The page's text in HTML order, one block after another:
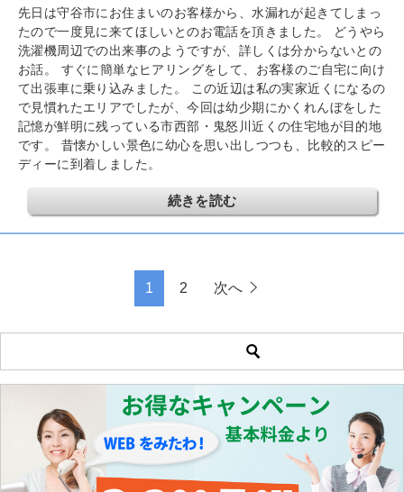
先日は守谷市にお住まいのお客様から、水漏れが起きてしまっ
たので一度見に来てほしいとのお電話を頂きました。 どうやら
洗濯機周辺での出来事のようですが、詳しくは分からないとの
お話。 すぐに簡単なヒアリングをして、お客様のご自宅に向け
て出張車に乗り込みました。 この近辺は私の実家近くになるの
で見慣れたエリアでしたが、今回は幼少期にかくれんぼをした
記憶が鮮明に残っている市西部・鬼怒川近くの住宅地が目的地
です。 昔懐かしい景色に幼心を思い出しつつも、比較的スピー
ディーに到着しました。
続きを読む
1 2 次へ